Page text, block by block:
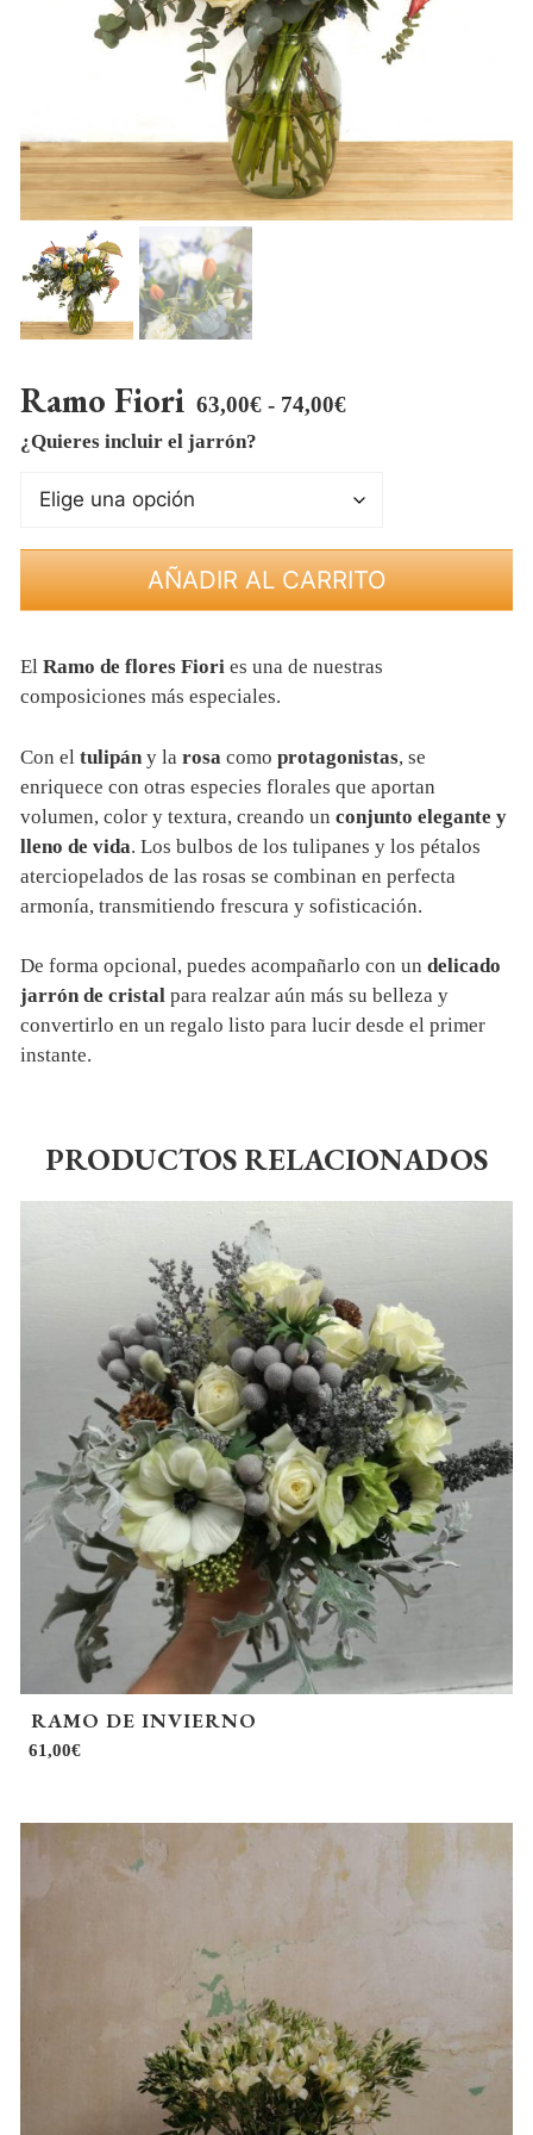
Ramo Fiori 63,00€ - 74,00€Rango
desde
hasta
74,00€
¿Quieres incluir el jarrón?
AÑADIR AL CARRITO
El Ramo de flores Fiori es una de nuestras
composiciones más especiales.
Con el tulipán y la rosa como protagonistas, se
enriquece con otras especies florales que aportan
volumen, color y textura, creando un conjunto elegante y
lleno de vida. Los bulbos de los tulipanes y los pétalos
aterciopelados de las rosas se combinan en perfecta
armonía, transmitiendo frescura y sofisticación.
De forma opcional, puedes acompañarlo con un delicado
jarrón de cristal para realzar aún más su belleza y
convertirlo en un regalo listo para lucir desde el primer
instante.
PRODUCTOS RELACIONADOS
RAMO DE INVIERNO
61,00€
Este
tiene
opciones